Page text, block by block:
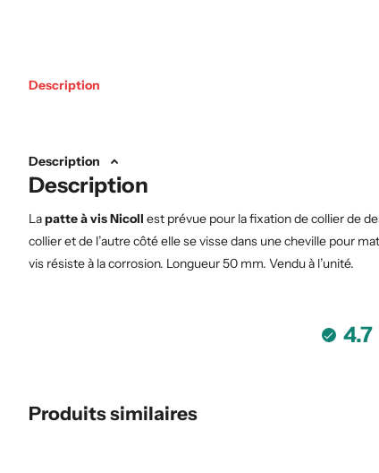
Description
Description
Description
Lapatte à vis Nicoll est prévue pour la fixation de collier de
collier et de l’autre côté elle se visse dans une cheville pour
vis résiste à la corrosion. Longueur 50 mm. Vendu à l’unité.
4.7
Produits similaires